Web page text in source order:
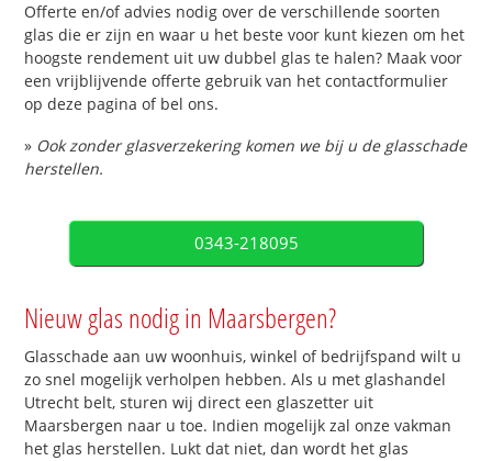
Offerte en/of advies nodig over de verschillende soorten
glas die er zijn en waar u het beste voor kunt kiezen om het
hoogste rendement uit uw dubbel glas te halen? Maak voor
een vrijblijvende offerte gebruik van het contactformulier
op deze pagina of bel ons.
» Ook zonder glasverzekering komen we bij u de glasschade
herstellen.
0343-218095
Nieuw glas nodig in Maarsbergen?
Glasschade aan uw woonhuis, winkel of bedrijfspand wilt u
zo snel mogelijk verholpen hebben. Als u met glashandel
Utrecht belt, sturen wij direct een glaszetter uit
Maarsbergen naar u toe. Indien mogelijk zal onze vakman
het glas herstellen. Lukt dat niet, dan wordt het glas